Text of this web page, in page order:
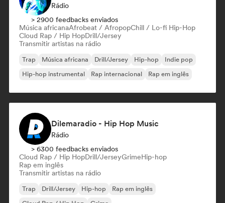
Rádio
> 2900 feedbacks enviados
Música africanaAfrobeat / AfropopChill / Lo-fi Hip-Hop
Cloud Rap / Hip HopDrill/Jersey
Transmitir artistas na rádio
Trap Música africana Drill/Jersey Hip-hop
Indie pop
Hip-hop instrumental
Rap internacional Rap em inglês
Dilemaradio - Hip Hop Music
Rádio
> 6300 feedbacks enviados
Cloud Rap / Hip HopDrill/JerseyGrimeHip-hop
Rap em inglês
Transmitir artistas na rádio
Trap Drill/Jersey Hip-hop
Rap em inglês